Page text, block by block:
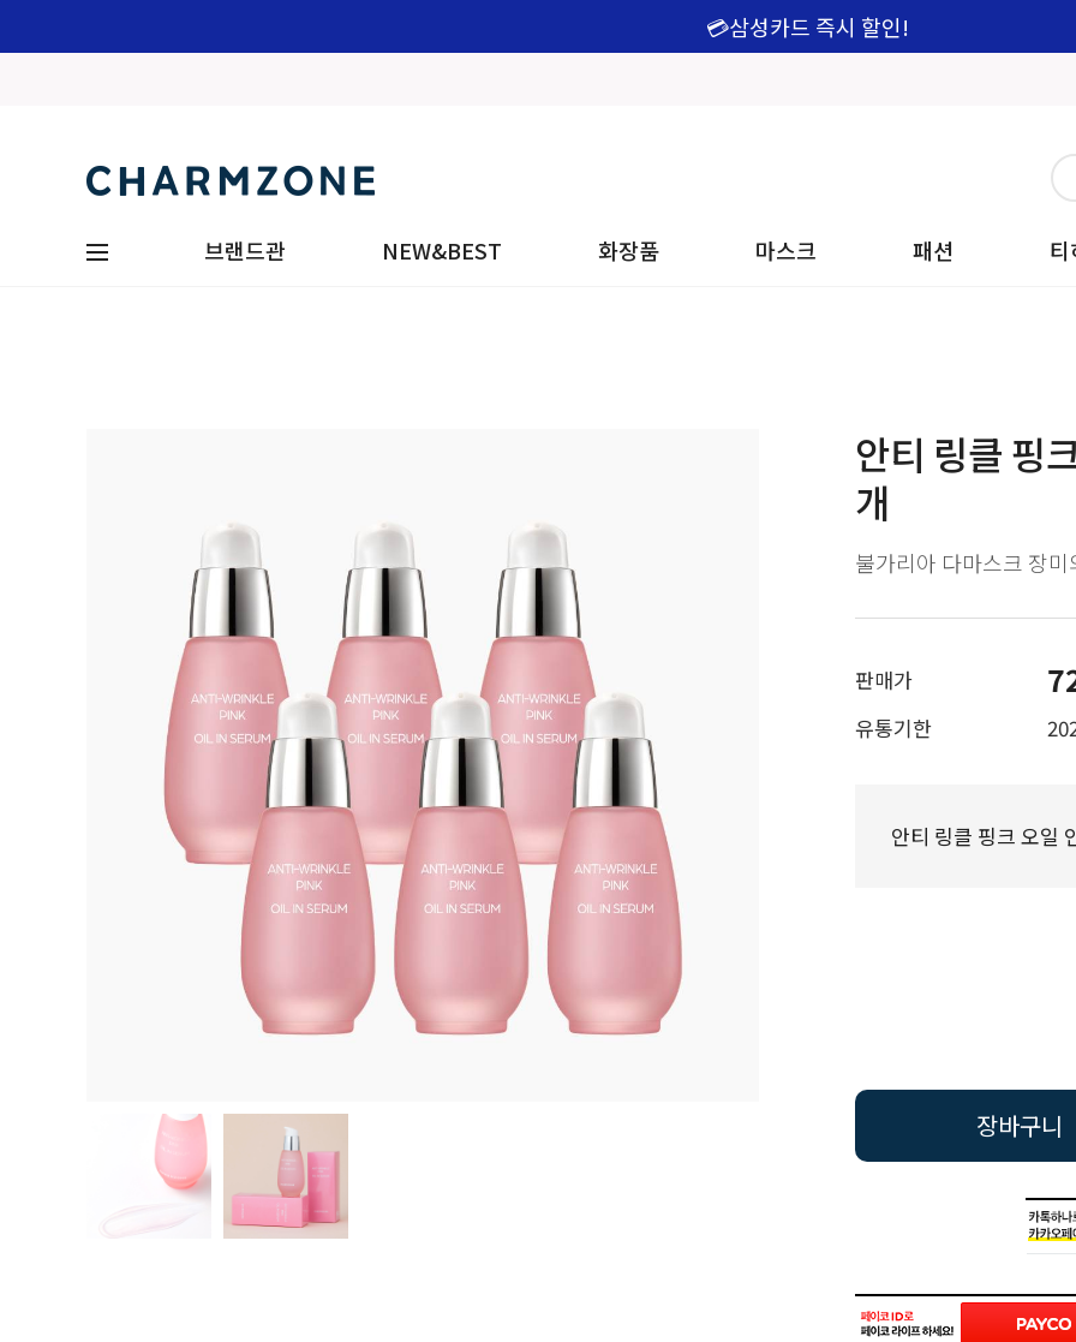
💳삼성카드 즉시 할인!
브랜드관 NEW&BEST 화장품 마스크 패션
안티 링클 핑
개
불가리아 다마스크 장
판매가
유통기한
안티 링클 핑크 오일
장바구니